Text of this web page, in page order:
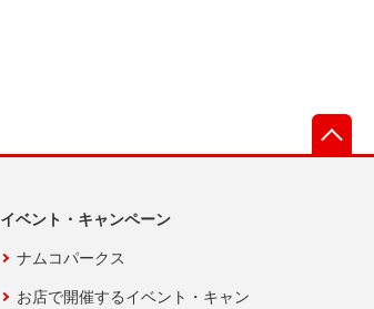
イベント・キャンペーン
ナムコパークス
お店で開催するイベント・キャン